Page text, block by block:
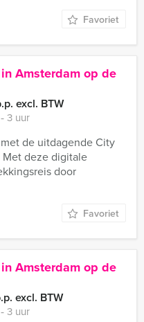
Favoriet
Amsterdam op de
excl. BTW
3 uur
de uitdagende City
deze digitale
door
Favoriet
Amsterdam op de
excl. BTW
3 uur